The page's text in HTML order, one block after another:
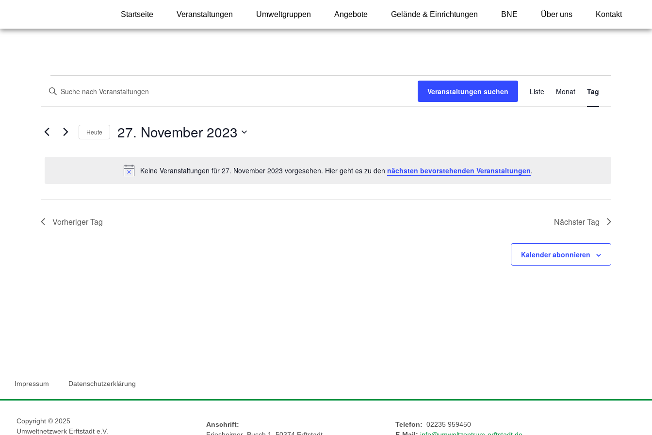
Startseite Veranstaltungen Umweltgruppen Angebote Gelände & Einrichtungen BNE Über uns Kontakt
Hinweis
Keine Veranstaltungen für 27. November 2023 vorgesehen. Hier geht es zu den nächsten bevorstehenden Veranstaltungen.
Suche
Ansichten,
Bitte
Schlüsselwort
Suche
Veranstaltungen
Schlüsselwort.
Veranstaltungen suchen
Ansichten-
Navigation
Liste Monat Tag
Heute 27. November 2023
Vorheriger Tag Nächster Tag
Kalender abonnieren
Impressum Datenschutzerklärung
Copyright © 2025
Umweltnetzwerk Erftstadt e.V.
Anschrift:
Telefon: 02235 959450